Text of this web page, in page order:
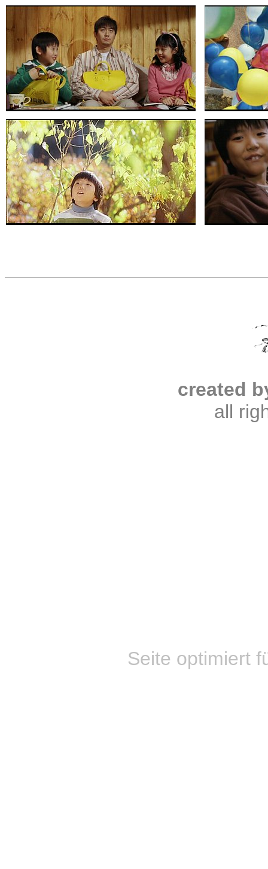
created
all
Seite optimiert